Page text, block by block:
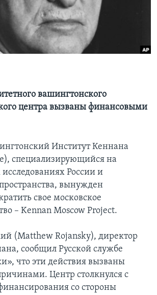
вашингтонского
центра вызваны финансовыми
Институт Кеннана
специализирующийся на
России и
пространства, вынужден
свое московское
– Kennan Moscow Project.
(Matthew Rojansky), директор
сообщил Русской службе
что эти действия вызваны
Центр столкнулся с
со стороны